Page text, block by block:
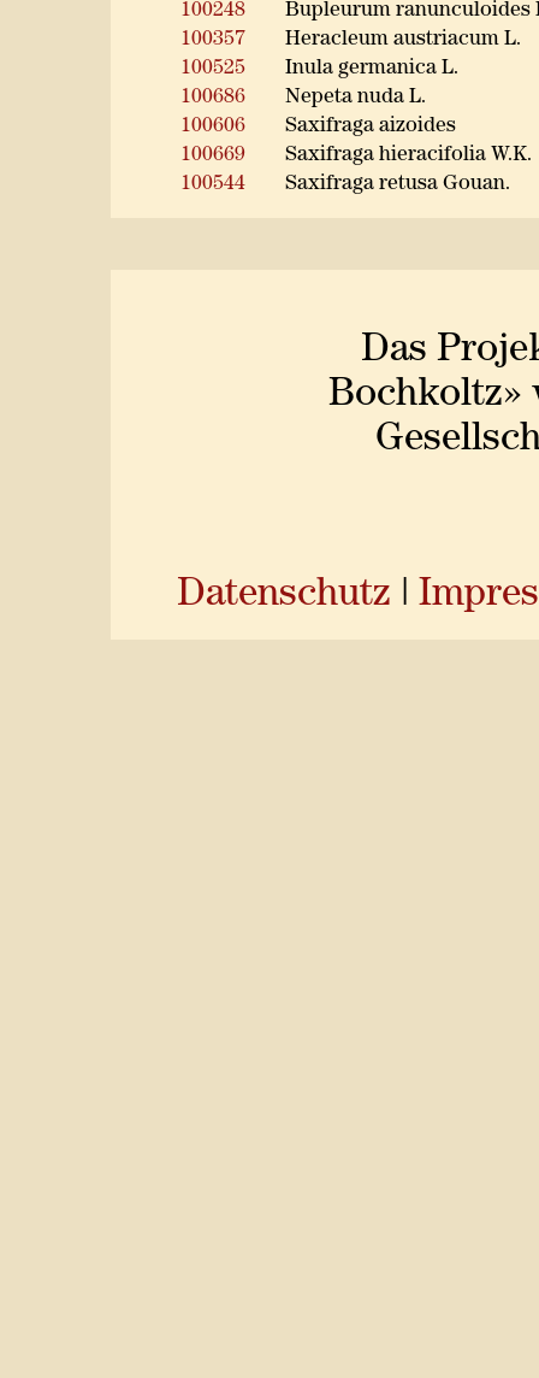
100248
Bupleurum ranunculoides
100357
Heracleum austriacum L.
100525
Inula germanica L.
100686
Nepeta nuda L.
100606
Saxifraga aizoides
100669
Saxifraga hieracifolia W.K.
100544
Saxifraga retusa Gouan.
Das
Bochkoltz»
Datenschutz